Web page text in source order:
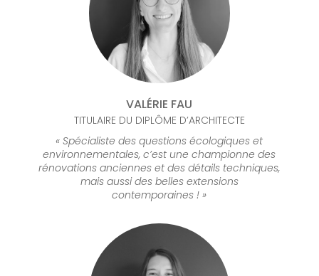
VALÉRIE FAU
TITULAIRE DU DIPLÔME D’ARCHITECTE
« Spécialiste des questions écologiques et
environnementales, c’est une championne des
rénovations anciennes et des détails techniques,
mais aussi des belles extensions
contemporaines ! »